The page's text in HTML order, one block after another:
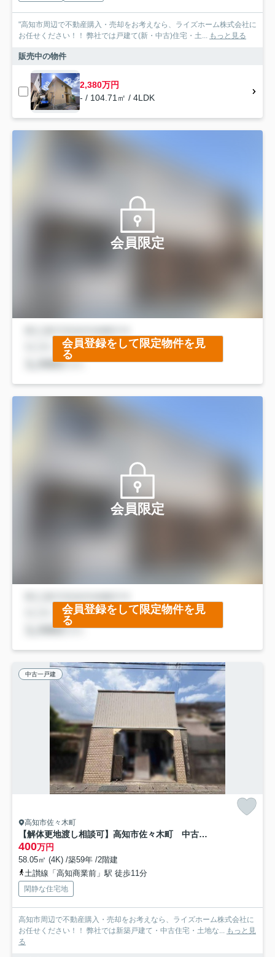
"高知市周辺で不動産購入・売却をお考えなら、ライズホーム株式会社に
お任せください！！ 弊社では戸建て(新・中古)住宅・土... もっと見る
販売中の物件
2,380万円
- / 104.71㎡ / 4LDK
会員限定
会員登録をして限定物件を見
る
会員限定
会員登録をして限定物件を見
る
中古一戸建
高知市佐々木町
【解体更地渡し相談可】高知市佐々木町 中古一戸建て
400万円
58.05㎡ (4K) /築59年 /2階建
土讃線「高知商業前」駅 徒歩11分
閑静な住宅地
高知市周辺で不動産購入・売却をお考えなら、ライズホーム株式会社に
お任せください！！ 弊社では新築戸建て・中古住宅・土地な... もっと見
る